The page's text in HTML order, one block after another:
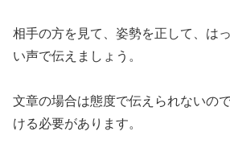
相手の方を見て、姿勢を正して、は
い声で伝えましょう。
文章の場合は態度で伝えられないの
ける必要があります。